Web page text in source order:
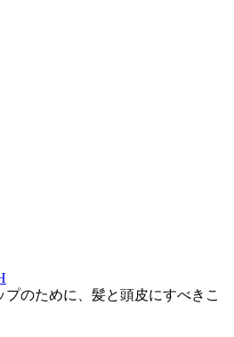
のために、髪と頭皮にすべきこ